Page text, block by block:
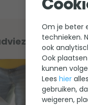
over
Om je beter
technieken.
ook
Ook
kunnen
Lees hier
gebruiken,
weigeren,